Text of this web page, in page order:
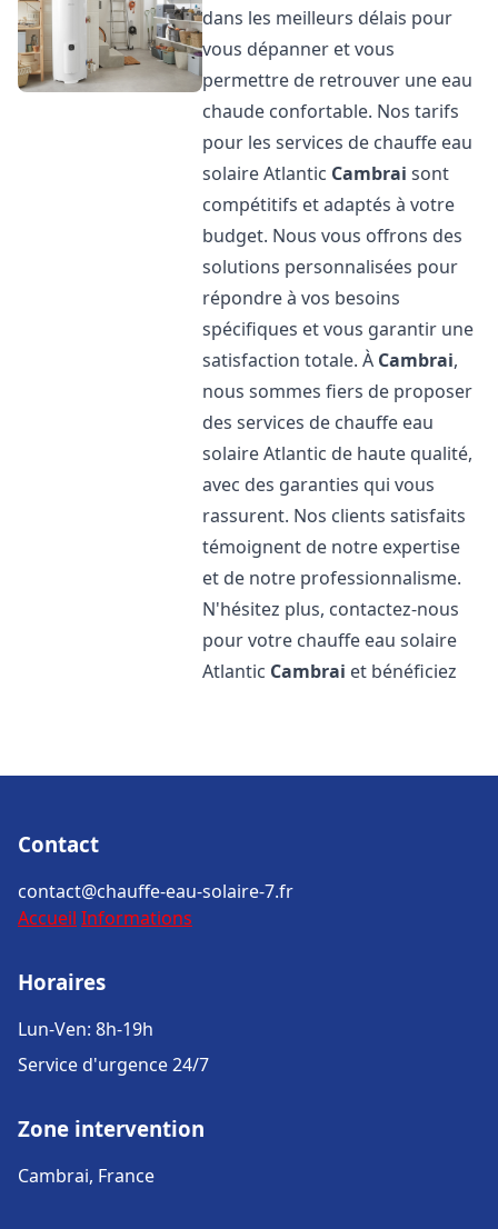
dans les meilleurs délais pour
vous dépanner et vous
permettre de retrouver une eau
chaude confortable. Nos tarifs
pour les services de chauffe eau
solaire Atlantic Cambrai sont
compétitifs et adaptés à votre
budget. Nous vous offrons des
solutions personnalisées pour
répondre à vos besoins
spécifiques et vous garantir une
satisfaction totale. À Cambrai,
nous sommes fiers de proposer
des services de chauffe eau
solaire Atlantic de haute qualité,
avec des garanties qui vous
rassurent. Nos clients satisfaits
témoignent de notre expertise
et de notre professionnalisme.
N'hésitez plus, contactez-nous
pour votre chauffe eau solaire
Atlantic Cambrai et bénéficiez
Contact
contact@chauffe-eau-solaire-7.fr
Accueil Informations
Horaires
Lun-Ven: 8h-19h
Service d'urgence 24/7
Zone intervention
Cambrai, France